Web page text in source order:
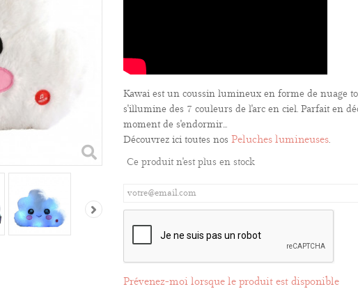
Kawai est un coussin lumineux en forme de nuage
s'illumine des 7 couleurs de l'arc en ciel. Parfait en
moment de s'endormir...
Découvrez ici toutes nos Peluches lumineuses.
Ce produit n'est plus en stock
Prévenez-moi lorsque le produit est disponible